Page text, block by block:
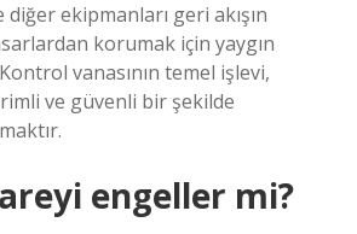
ekipmanları geri akışın
korumak için yaygın
vanasının temel işlevi,
ve güvenli bir şekilde
engeller mi?